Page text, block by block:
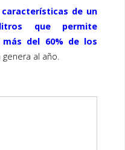
características de un
que permite
del 60% de los
al año.